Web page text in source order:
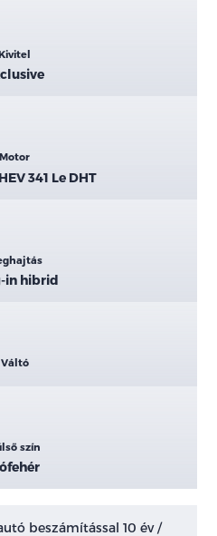
Motor
341 Le DHT
in hibrid
Váltó
szín
beszámítással 10 év /